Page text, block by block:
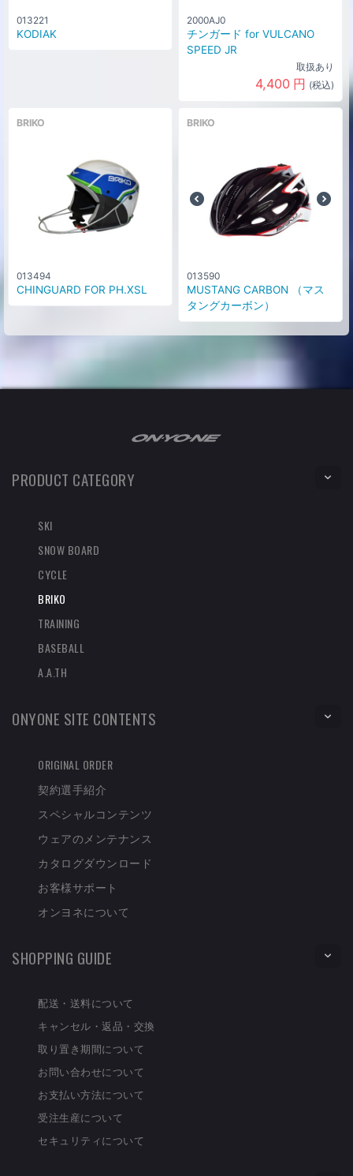
013221
KODIAK
2000AJ0
チンガード for VULCANO
SPEED JR
取扱あり
4,400 円 (税込)
BRIKO
013494
CHINGUARD FOR PH.XSL
BRIKO
013590
MUSTANG CARBON （マス
タングカーボン）
PRODUCT CATEGORY
SKI
SNOW BOARD
CYCLE
BRIKO
TRAINING
BASEBALL
A.A.TH
ONYONE SITE CONTENTS
ORIGINAL ORDER
契約選手紹介
スペシャルコンテンツ
ウェアのメンテナンス
カタログダウンロード
お客様サポート
オンヨネについて
SHOPPING GUIDE
配送・送料について
キャンセル・返品・交換
取り置き期間について
お問い合わせについて
お支払い方法について
受注生産について
セキュリティについて